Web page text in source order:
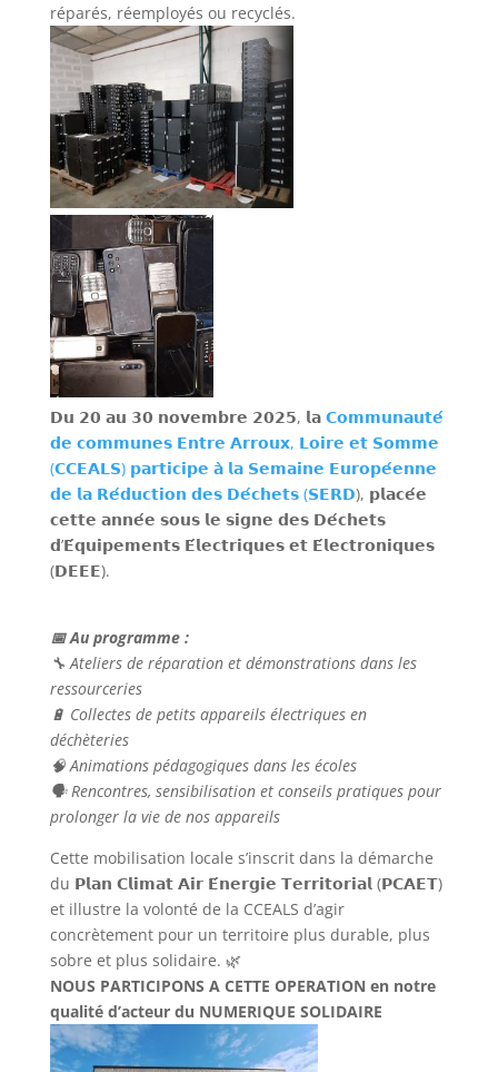
réparés, réemployés ou recyclés.
𝗗𝘂 𝟮𝟬 𝗮𝘂 𝟯𝟬 𝗻𝗼𝘃𝗲𝗺𝗯𝗿𝗲 𝟮𝟬𝟮𝟱, 𝗹𝗮 𝗖𝗼𝗺𝗺𝘂𝗻𝗮𝘂𝘁𝗲́
𝗱𝗲 𝗰𝗼𝗺𝗺𝘂𝗻𝗲𝘀 𝗘𝗻𝘁𝗿𝗲 𝗔𝗿𝗿𝗼𝘂𝘅, 𝗟𝗼𝗶𝗿𝗲 𝗲𝘁 𝗦𝗼𝗺𝗺𝗲
(𝗖𝗖𝗘𝗔𝗟𝗦) 𝗽𝗮𝗿𝘁𝗶𝗰𝗶𝗽𝗲 𝗮̀ 𝗹𝗮 𝗦𝗲𝗺𝗮𝗶𝗻𝗲 𝗘𝘂𝗿𝗼𝗽𝗲́𝗲𝗻𝗻𝗲
𝗱𝗲 𝗹𝗮 𝗥𝗲́𝗱𝘂𝗰𝘁𝗶𝗼𝗻 𝗱𝗲𝘀 𝗗𝗲́𝗰𝗵𝗲𝘁𝘀 (𝗦𝗘𝗥𝗗), 𝗽𝗹𝗮𝗰𝗲́𝗲
𝗰𝗲𝘁𝘁𝗲 𝗮𝗻𝗻𝗲́𝗲 𝘀𝗼𝘂𝘀 𝗹𝗲 𝘀𝗶𝗴𝗻𝗲 𝗱𝗲𝘀 𝗗𝗲́𝗰𝗵𝗲𝘁𝘀
𝗱’𝗘́𝗾𝘂𝗶𝗽𝗲𝗺𝗲𝗻𝘁𝘀 𝗘́𝗹𝗲𝗰𝘁𝗿𝗶𝗾𝘂𝗲𝘀 𝗲𝘁 𝗘́𝗹𝗲𝗰𝘁𝗿𝗼𝗻𝗶𝗾𝘂𝗲𝘀
(𝗗𝗘𝗘𝗘).
📅 Au programme :
🔧 Ateliers de réparation et démonstrations dans les
ressourceries
🔋 Collectes de petits appareils électriques en
déchèteries
🧠 Animations pédagogiques dans les écoles
🗣️ Rencontres, sensibilisation et conseils pratiques pour
prolonger la vie de nos appareils
Cette mobilisation locale s’inscrit dans la démarche
du 𝗣𝗹𝗮𝗻 𝗖𝗹𝗶𝗺𝗮𝘁 𝗔𝗶𝗿 𝗘́𝗻𝗲𝗿𝗴𝗶𝗲 𝗧𝗲𝗿𝗿𝗶𝘁𝗼𝗿𝗶𝗮𝗹 (𝗣𝗖𝗔𝗘𝗧)
et illustre la volonté de la CCEALS d’agir
concrètement pour un territoire plus durable, plus
sobre et plus solidaire. 🌿
NOUS PARTICIPONS A CETTE OPERATION en notre
qualité d’acteur du NUMERIQUE SOLIDAIRE